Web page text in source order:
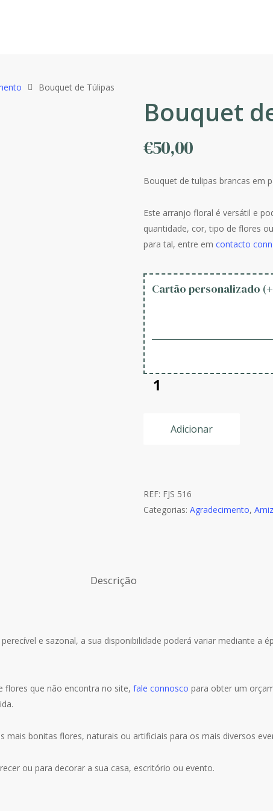
Bouquet de Túlipas
Bouquet
€50,00
Bouquet de tulipas brancas em
Este arranjo floral é versátil e
quantidade, cor, tipo de flores
para tal, entre em contacto
Cartão personalizado (+
Adicionar
REF: FJS 516
Categorias: Agradecimento,
Descrição
e sazonal, a sua disponibilidade poderá variar mediante a
flores que não encontra no site, fale connosco para obter um
mais bonitas flores, naturais ou artificiais para os mais diversos
ou para decorar a sua casa, escritório ou evento.